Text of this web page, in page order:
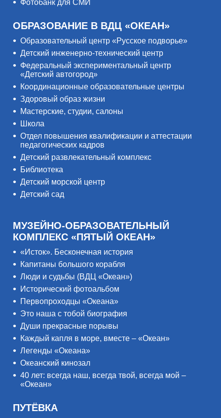
Фотобанк для СМИ
ОБРАЗОВАНИЕ В ВДЦ «ОКЕАН»
Образовательный центр «Русское подворье»
Детский инженерно-технический центр
Федеральный экспериментальный центр
«Детский автогород»
Координационные образовательные центры
Здоровый образ жизни
Мастерские, студии, салоны
Школа
Отдел повышения квалификации и аттестации
педагогических кадров
Детский развлекательный комплекс
Библиотека
Детский морской центр
Детский сад
МУЗЕЙНО-ОБРАЗОВАТЕЛЬНЫЙ
КОМПЛЕКС «ПЯТЫЙ ОКЕАН»
«Исток». Бесконечная история
Капитаны большого корабля
Люди и судьбы (ВДЦ «Океан»)
Исторический фотоальбом
Первопроходцы «Океана»
Это наша с тобой биография
Души прекрасные порывы
Каждый капля в море, вместе – «Океан»
Легенды «Океана»
Океанский кинозал
40 лет: всегда наш, всегда твой, всегда мой –
«Океан»
ПУТЁВКА